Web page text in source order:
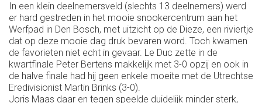
In een klein deelnemersveld (slechts 13 deelnemers) werd
er hard gestreden in het mooie snookercentrum aan het
Werfpad in Den Bosch, met uitzicht op de Dieze, een riviertje
dat op deze mooie dag druk bevaren word. Toch kwamen
de favorieten niet echt in gevaar. Le Duc zette in de
kwartfinale Peter Bertens makkelijk met 3-0 opzij en ook in
de halve finale had hij geen enkele moeite met de Utrechtse
Eredivisionist Martin Brinks (3-0).
Joris Maas daar en tegen speelde duidelijk minder sterk,